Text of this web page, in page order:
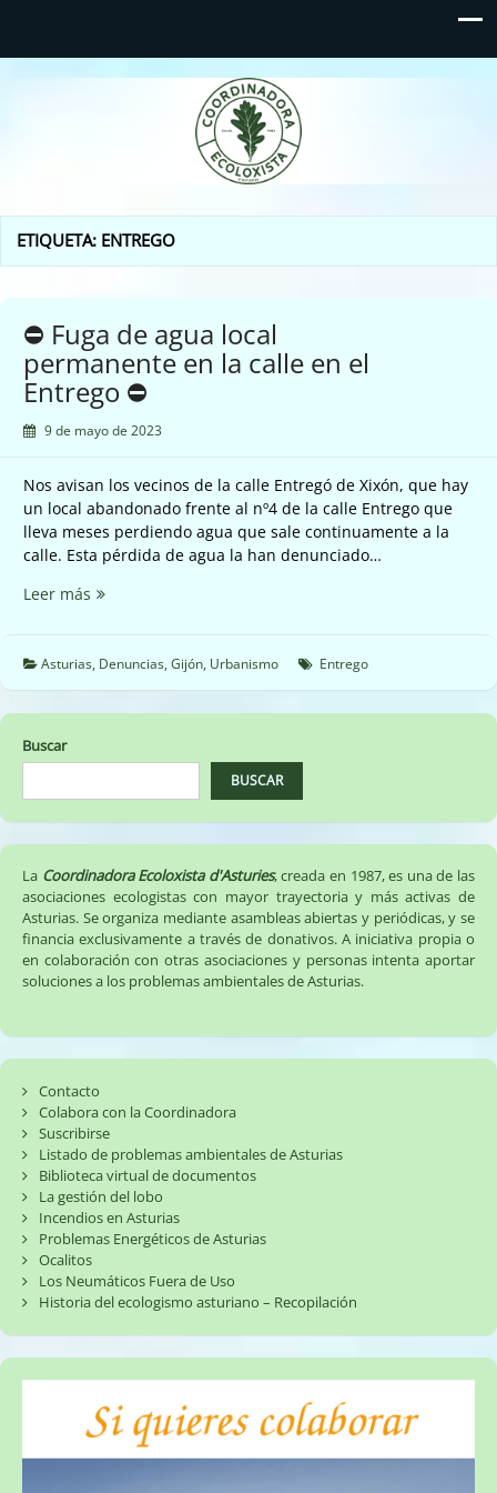
Coordinadora Ecoloxista
d'Asturies
ETIQUETA: ENTREGO
⛔️ Fuga de agua local
permanente en la calle en el
Entrego ⛔️
9 de mayo de 2023
Nos avisan los vecinos de la calle Entregó de Xixón, que hay
un local abandonado frente al nº4 de la calle Entrego que
lleva meses perdiendo agua que sale continuamente a la
calle. Esta pérdida de agua la han denunciado…
Leer más ⛔️
agua
local
permanente
en
el
Entrego
⛔️
Asturias, Denuncias, Gijón, Urbanismo Entrego
Buscar
BUSCAR
La Coordinadora Ecoloxista d'Asturies, creada en 1987, es una de las
asociaciones ecologistas con mayor trayectoria y más activas de
Asturias. Se organiza mediante asambleas abiertas y periódicas, y se
financia exclusivamente a través de donativos. A iniciativa propia o
en colaboración con otras asociaciones y personas intenta aportar
soluciones a los problemas ambientales de Asturias.
Contacto
Colabora con la Coordinadora
Suscribirse
Listado de problemas ambientales de Asturias
Biblioteca virtual de documentos
La gestión del lobo
Incendios en Asturias
Problemas Energéticos de Asturias
Ocalitos
Los Neumáticos Fuera de Uso
Historia del ecologismo asturiano – Recopilación